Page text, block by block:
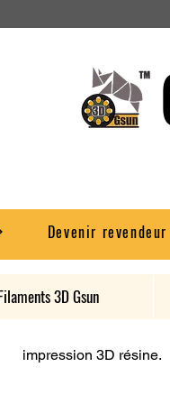
Devenir revendeur
3D Gsun
impression 3D résine.